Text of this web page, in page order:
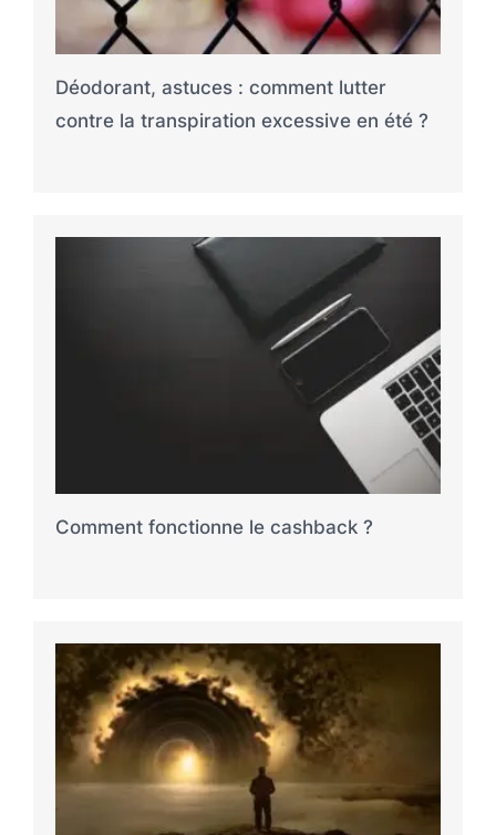
Déodorant, astuces : comment lutter
contre la transpiration excessive en été ?
Comment fonctionne le cashback ?